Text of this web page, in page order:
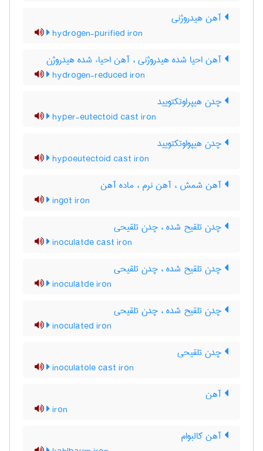
آهن هیدروژنی
hydrogen-purified iron
آهن احیا شده هیدروژنی ، آهن احیاء شده هیدروژن
hydrogen-reduced iron
چدن هیپراوتکتویید
hyper-eutectoid cast iron
چدن هیپواوتکتویید
hypoeutectoid cast iron
آهن شمش ، آهن نرم ، ماده آهن
ingot iron
چدن تلقیح شده ، چدن تلقیحی
inoculatde cast iron
چدن تلقیح شده ، چدن تلقیحی
inoculatde iron
چدن تلقیح شده ، چدن تلقیحی
inoculated iron
چدن تلقیحی
inoculatole cast iron
آهن
iron
آهن کالبوام